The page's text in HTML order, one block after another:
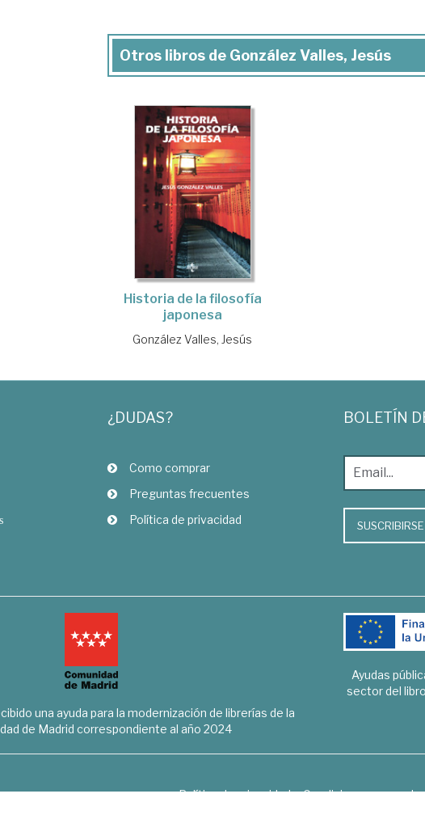
Otros libros de González Valles, Jesús
Historia de la filosofía
japonesa
González Valles, Jesús
¿DUDAS?
Como comprar
Preguntas frecuentes
Política de privacidad
BOLETÍN
SUSCRIBIRSE
una ayuda para la modernización de librerías de la
de Madrid correspondiente al año 2024
Ayudas
sector del
Política de privacidad Condiciones